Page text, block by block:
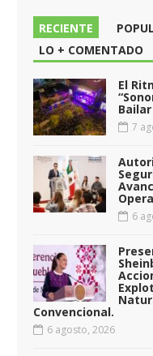
RECIENTE
LO + COMENTADO
El
7
6
Convencional.
6 agosto, 2026